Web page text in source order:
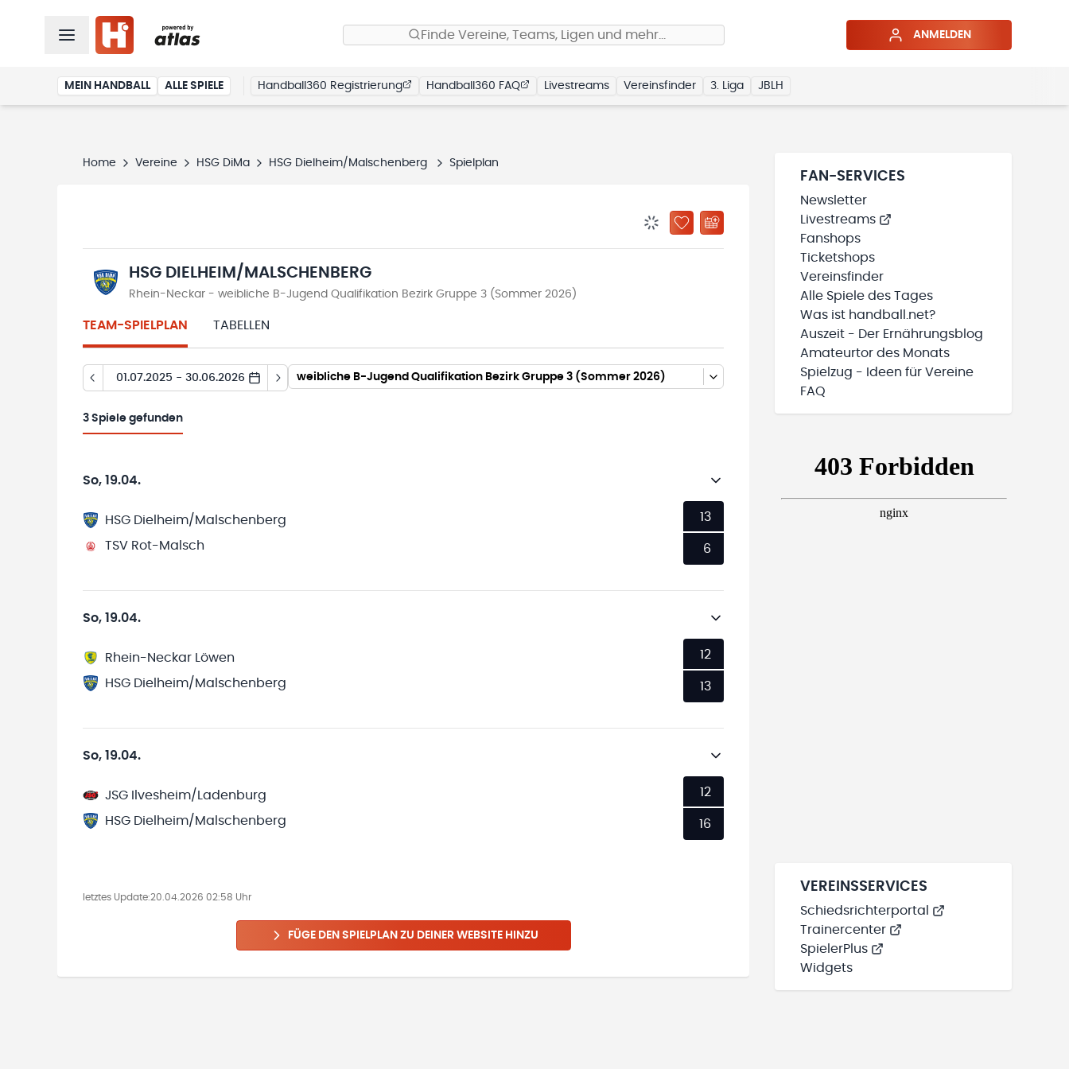
Finde Vereine, Teams, Ligen und mehr… ANMELDEN
MEIN HANDBALL ALLE SPIELE Handball360 Registrierung Handball360 FAQ Livestreams Vereinsfinder 3. Liga JBLH
Home Vereine HSG DiMa HSG Dielheim/Malschenberg Spielplan
BENACHRICHTIGUNGSSTATUS WIRD GELADEN
ZU „MEINE TEAMS“ HINZUFÜGEN
HSG DIELHEIM/MALSCHENBERG
Rhein-Neckar - weibliche B-Jugend Qualifikation Bezirk Gruppe 3 (Sommer 2026)
TEAM-SPIELPLAN TABELLEN
01.07.2025 - 30.06.2026 weibliche B-Jugend Qualifikation Bezirk Gruppe 3 (Sommer 2026)
3 Spiele gefunden
So, 19.04.
HSG Dielheim/Malschenberg
TSV Rot-Malsch
13
6
So, 19.04.
Rhein-Neckar Löwen
HSG Dielheim/Malschenberg
12
13
So, 19.04.
JSG Ilvesheim/Ladenburg
HSG Dielheim/Malschenberg
12
16
letztes Update:20.04.2026 02:58 Uhr
FÜGE DEN SPIELPLAN ZU DEINER WEBSITE HINZU
FAN-SERVICES
Newsletter
Livestreams
Fanshops
Ticketshops
Vereinsfinder
Alle Spiele des Tages
Was ist handball.net?
Auszeit - Der Ernährungsblog
Amateurtor des Monats
Spielzug - Ideen für Vereine
FAQ
VEREINSSERVICES
Schiedsrichterportal
Trainercenter
SpielerPlus
Widgets